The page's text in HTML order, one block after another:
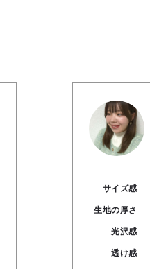
サイズ感
生地の厚さ
光沢感
透け感